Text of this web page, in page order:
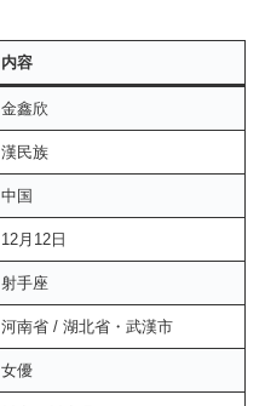
内容
金鑫欣
漢民族
中国
12月12日
射手座
河南省 / 湖北省・武漢市
女優